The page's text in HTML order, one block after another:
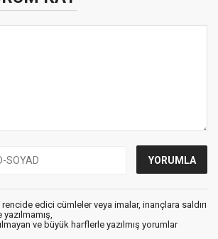
edici cümleler veya imalar, inançlara saldırı
ve büyük harflerle yazılmış yorumlar